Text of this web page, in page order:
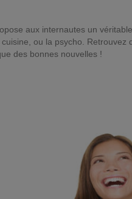
aux internautes un
ou la psycho.
des bonnes nouvelles !